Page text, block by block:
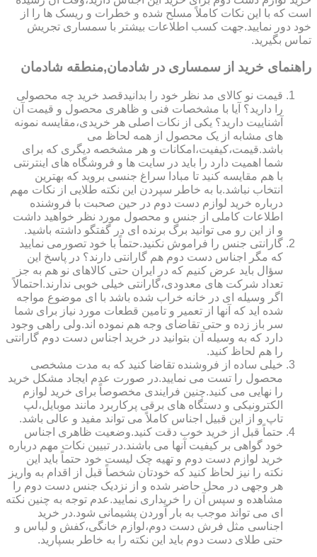
است که با این نکات کاملاً مسلح شده و خطرات و ریسک ها را از
خود دور نمایید.جهت کسب اطلاعات بیشتر با سمساری تجریش
تماس بگیرید.
راهنمای خرید از سمساری در شادمان,منطقه شادمان
قیمت نو کالای مد نظر خود را بدانیدقصد خرید چه محصولی
را دارید؟ آیا با مشخصات فنی و ظاهری محصول و قیمت آن
آشناییت دارید؟ یکی از نکات اصلی هر خریدی،مقایسه نمونه
های مشابه از یک محصول از همه لحاظ می
باشد.قیمت،کیفیت،امکانات و هر مشخصه دیگری که برای
شما اهمیت دارد را باید در سایت ها و فروشگاه های اینترنتی
با هم مقایسه کنید تا مبادا سراغ جنسی بروید که بهترین
انتخاب نباشد.با به خاطر سپردن این نکته طلایی از نکات مهم
درباره خرید لوازم دست دوم در حین صحبت با فروشنده
اطلاعات کاملی از جنس و محصول مورد نظر خواهید داشت
و از این رو می توانید برگ برنده ای در گفتگو داشته باشید.
گارانتی جنس را فراموش نکنید.حتماً با خود تصورمی نمایید
که مگر اجناس دست دوم هم گارانتی دارند؟ در پاسخ این
سؤال باید عرض کنیم که در ایران حتی کالاهای نو هم به جز
تعداد شرکت های معدودی،گارانتی خیلی خوبی ندارند.احتمالاً
اگر وسیله ای در خانه خراب شده باشد با ای موضوع مواجه
شده اید که آنها از تعمیر و تامین قطعات مورد نیاز برای شما
سر باز زده و حتی تقاضای وجه هم نموده اند.ولی راهی وجود
دارد که به وسیله آن بتوانید در خرید اجناس دست دوم گارانتی
را هم لحاظ کنید.
خیلی ساده از فروشنده تقاضا کنید که به مدت مشخصی
محصول را تست می نمایید.در صورت عدم ایجاد مشکل خرید
را نهایی می کنید.چنین فرایندی مخصوصاً برای خرید لوازم
الکترونیکی و دستگاه های برقی پرکاربرد مانند موبایل،لپ
تاپ و از این قبیل اجناس کاملاً می تواند مفید و عالی باشد.
حتماً قبل از خرید خوب دقت کنید.وضعیت ظاهری اجناس
خود گواهی بر کیفیت آنها می باشند.در تبیین نکات مهم درباره
خرید لوازم دست دوم و تهیه چک لیست خود حتماً باید این
نکته را نیز لحاظ کنید که خودتان شخصاً قبل از اقدام به واریز
هر وجهی در محل حاضر شده و از نزدیک جنس دست دوم را
مشاهده و سپس آن را خریداری نمایید.عدم توجه به چنین نکته
ای می تواند موجب به بار آوردن پشیمانی شود.در خرید
اجناسی مثل فرش دست دوم،لوازم خانگی،کفش و لباس و
حتی طلای دست دوم باید این نکته را به خاطر بسپارید.